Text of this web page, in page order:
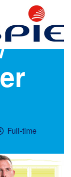
Full-time